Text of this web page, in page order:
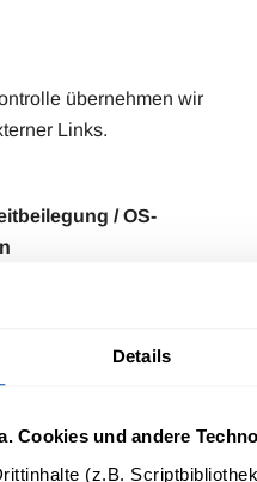
Details
Cookies und andere
(z.B.
übernehmen wir
Links.
/ OS-
die für die
muss. Für die